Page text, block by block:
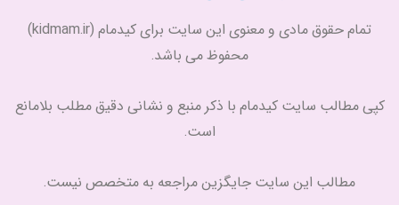
تمام حقوق مادی و معنوی این سایت برای کیدمام (kidmam.ir)
محفوظ می باشد.
کپی مطالب سایت کیدمام با ذکر منبع و نشانی دقیق مطلب بلامانع
است.
مطالب این سایت جایگزین مراجعه به متخصص نیست.